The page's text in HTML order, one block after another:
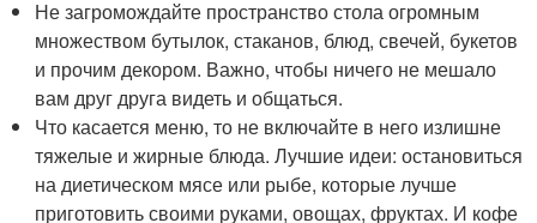
Не загромождайте пространство стола огромным
множеством бутылок, стаканов, блюд, свечей, букетов
и прочим декором. Важно, чтобы ничего не мешало
вам друг друга видеть и общаться.
Что касается меню, то не включайте в него излишне
тяжелые и жирные блюда. Лучшие идеи: остановиться
на диетическом мясе или рыбе, которые лучше
приготовить своими руками, овощах, фруктах. И кофе